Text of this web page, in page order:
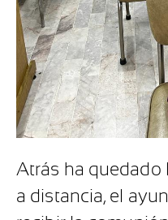
Atrás ha quedado
a distancia, el